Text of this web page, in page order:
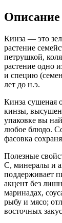
Описание
Кинза — это
растение
петрушкой,
растение одно
и специю
лет до н.э.
Кинза сушеная
кинзы,
упаковке вы
любое блюдо.
фасовка
Полезные
C, минералы и
поддерживает
акцент без
маринадах,
рыбу и мясо;
восточных